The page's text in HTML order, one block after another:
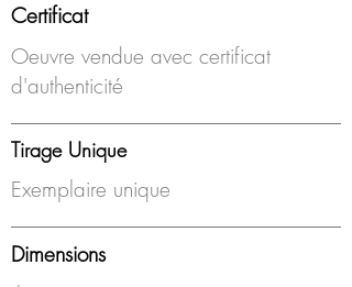
Certificat
Oeuvre vendue avec certificat
d'authenticité
Tirage Unique
Exemplaire unique
Dimensions